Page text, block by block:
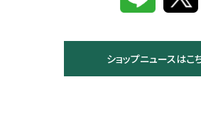
ショップニュースはこ